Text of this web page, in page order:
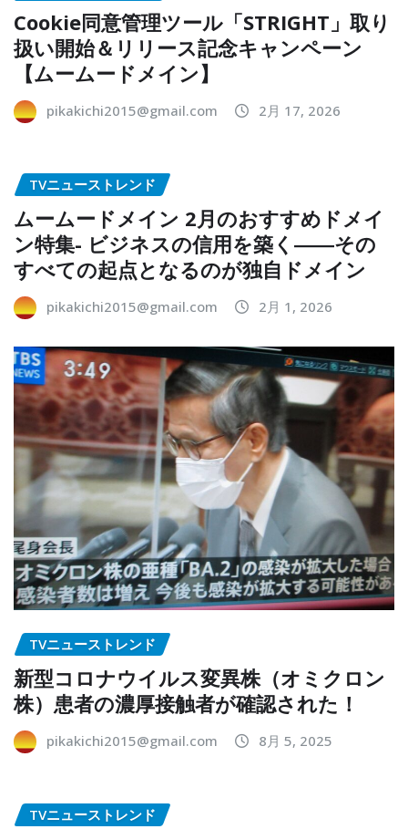
Cookie同意管理ツール「STRIGHT」取り
扱い開始＆リリース記念キャンペーン
【ムームードメイン】
pikakichi2015@gmail.com 2月 17, 2026
TVニューストレンド
ムームードメイン 2月のおすすめドメイ
ン特集- ビジネスの信用を築く――その
すべての起点となるのが独自ドメイン
pikakichi2015@gmail.com 2月 1, 2026
TVニューストレンド
新型コロナウイルス変異株（オミクロン
株）患者の濃厚接触者が確認された！
pikakichi2015@gmail.com 8月 5, 2025
TVニューストレンド